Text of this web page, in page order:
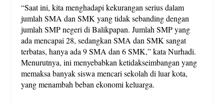
“Saat ini, kita menghadapi kekurangan serius dalam
jumlah SMA dan SMK yang tidak sebanding dengan
jumlah SMP negeri di Balikpapan. Jumlah SMP yang
ada mencapai 28, sedangkan SMA dan SMK sangat
terbatas, hanya ada 9 SMA dan 6 SMK,” kata Nurhadi.
Menurutnya, ini menyebabkan ketidakseimbangan yang
memaksa banyak siswa mencari sekolah di luar kota,
yang menambah beban ekonomi keluarga.